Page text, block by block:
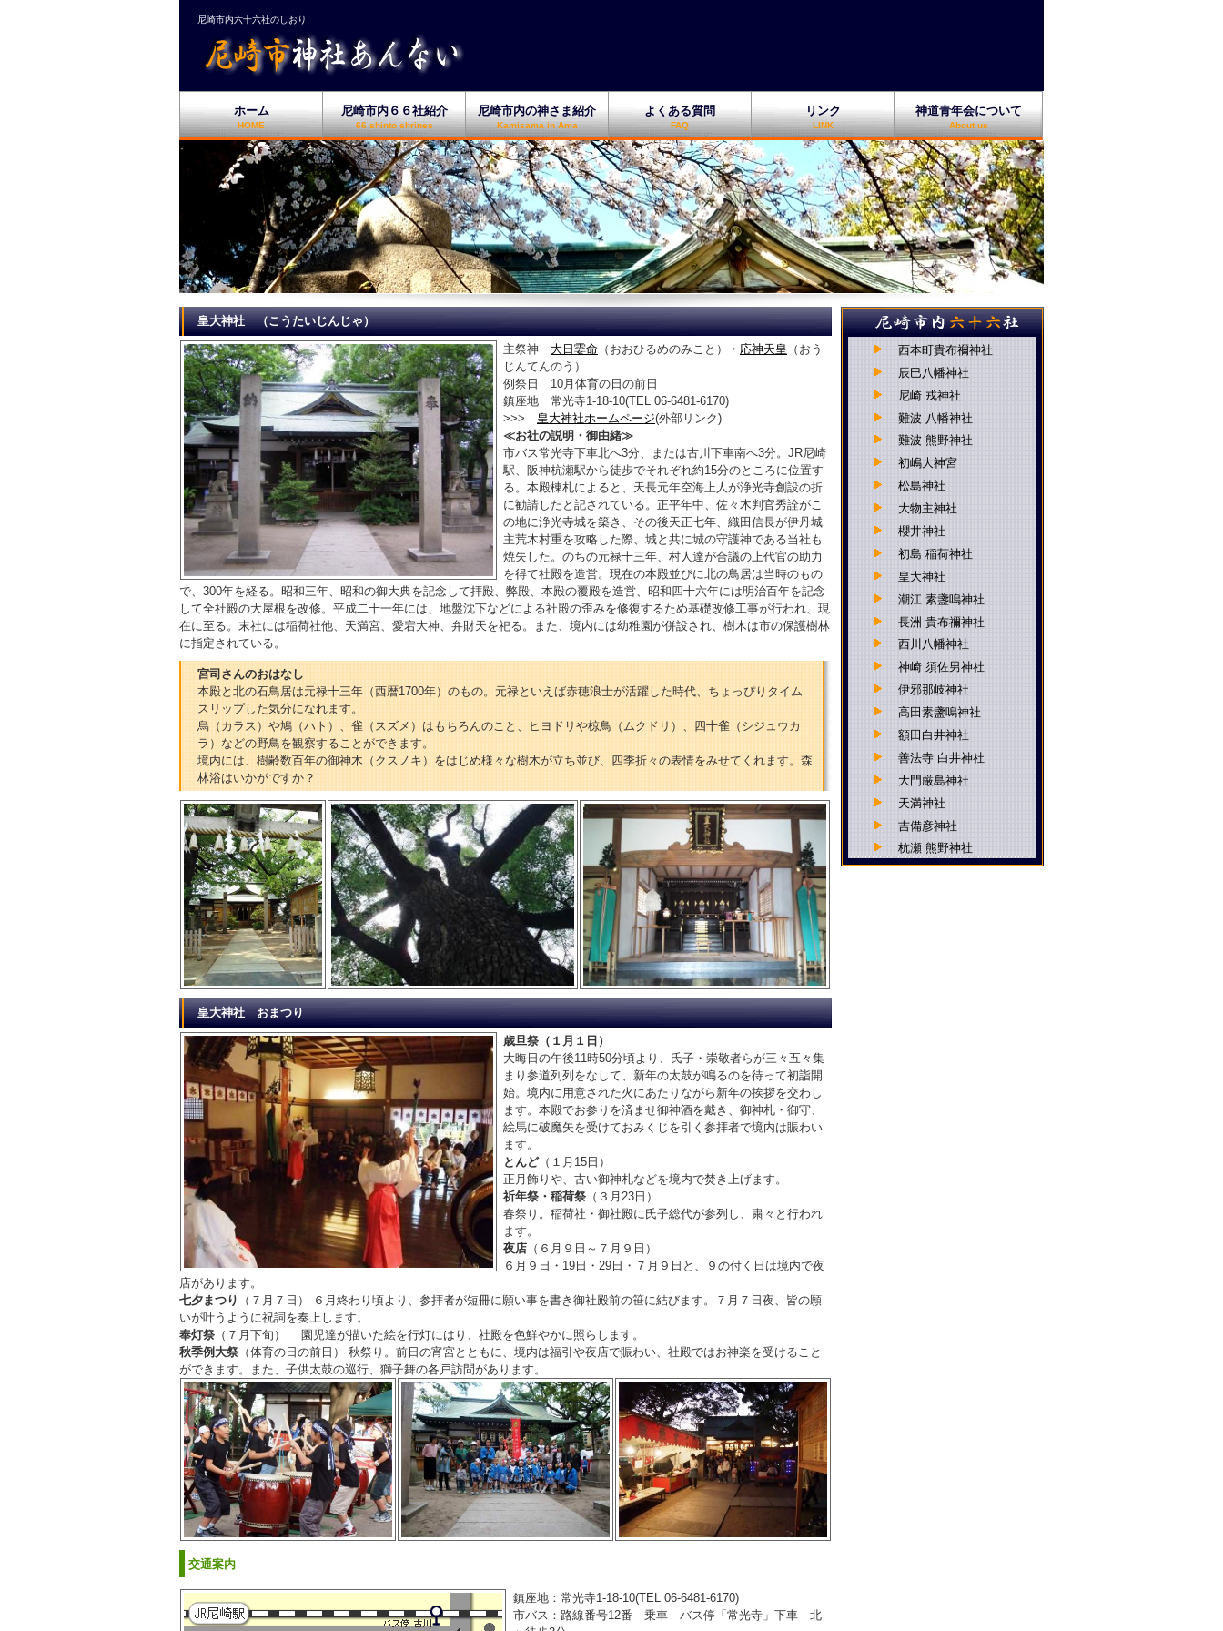
尼崎市内六十六社のしおり
ホーム
HOME
尼崎市内６６社紹介
66 shinto shrines
尼崎市内の神さま紹介
Kamisama in Ama
よくある質問
FAQ
リンク
LINK
神道青年会について
About us
皇大神社 （こうたいじんじゃ）
主祭神 大日孁命 （おおひるめのみこと）・ 応神天皇 （おう
じんてんのう）
例祭日 10月体育の日の前日
鎮座地 常光寺1-18-10(TEL 06-6481-6170)
>>> 皇大神社ホームページ(外部リンク)
≪お社の説明・御由緒≫
市バス常光寺下車北へ3分、または古川下車南へ3分。JR尼崎
駅、阪神杭瀬駅から徒歩でそれぞれ約15分のところに位置す
る。本殿棟札によると、天長元年空海上人が浄光寺創設の折
に勧請したと記されている。正平年中、佐々木判官秀詮がこ
の地に浄光寺城を築き、その後天正七年、織田信長が伊丹城
主荒木村重を攻略した際、城と共に城の守護神である当社も
焼失した。のちの元禄十三年、村人達が合議の上代官の助力
を得て社殿を造営。現在の本殿並びに北の鳥居は当時のもの
で、300年を経る。昭和三年、昭和の御大典を記念して拝殿、弊殿、本殿の覆殿を造営、昭和四十六年には明治百年を記念
して全社殿の大屋根を改修。平成二十一年には、地盤沈下などによる社殿の歪みを修復するため基礎改修工事が行われ、現
在に至る。末社には稲荷社他、天満宮、愛宕大神、弁財天を祀る。また、境内には幼稚園が併設され、樹木は市の保護樹林
に指定されている。
宮司さんのおはなし
本殿と北の石鳥居は元禄十三年（西暦1700年）のもの。元禄といえば赤穂浪士が活躍した時代、ちょっぴりタイム
スリップした気分になれます。
烏（カラス）や鳩（ハト）、雀（スズメ）はもちろんのこと、ヒヨドリや椋鳥（ムクドリ）、四十雀（シジュウカ
ラ）などの野鳥を観察することができます。
境内には、樹齢数百年の御神木（クスノキ）をはじめ様々な樹木が立ち並び、四季折々の表情をみせてくれます。森
林浴はいかがですか？
皇大神社 おまつり
歳旦祭（１月１日）
大晦日の午後11時50分頃より、氏子・崇敬者らが三々五々集
まり参道列列をなして、新年の太鼓が鳴るのを待って初詣開
始。境内に用意された火にあたりながら新年の挨拶を交わし
ます。本殿でお参りを済ませ御神酒を戴き、御神札・御守、
絵馬に破魔矢を受けておみくじを引く参拝者で境内は賑わい
ます。
とんど（１月15日）
正月飾りや、古い御神札などを境内で焚き上げます。
祈年祭・稲荷祭 （３月23日）
春祭り。稲荷社・御社殿に氏子総代が参列し、粛々と行われ
ます。
夜店 （６月９日～７月９日）
６月９日・19日・29日・７月９日と、９の付く日は境内で夜
店があります。
七夕まつり
（７月７日） ６月終わり頃より、参拝者が短冊に願い事を書き御社殿前の笹に結びます。７月７日夜、皆の願
いが叶うように祝詞を奏上します。
奉灯祭 （７月下旬） 園児達が描いた絵を行灯にはり、社殿を色鮮やかに照らします。
秋季例大祭 （体育の日の前日） 秋祭り。前日の宵宮とともに、境内は福引や夜店で賑わい、社殿ではお神楽を受けること
ができます。また、子供太鼓の巡行、獅子舞の各戸訪問があります。
交通案内
鎮座地：常光寺1-18-10(TEL 06-6481-6170)
市バス：路線番号12番 乗車 バス停「常光寺」下車 北
西本町貴布禰神社
辰巳八幡神社
尼崎 戎神社
難波 八幡神社
難波 熊野神社
初嶋大神宮
松島神社
大物主神社
櫻井神社
初島 稲荷神社
皇大神社
潮江 素盞嗚神社
長洲 貴布禰神社
西川八幡神社
神崎 須佐男神社
伊邪那岐神社
高田素盞嗚神社
額田白井神社
善法寺 白井神社
大門厳島神社
天満神社
吉備彦神社
杭瀬 熊野神社
今福 八幡神社